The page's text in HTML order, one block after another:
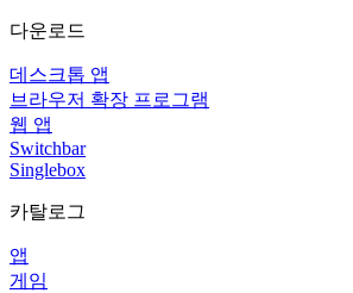
다운로드
데스크톱 앱
브라우저 확장 프로그램
웹 앱
Switchbar
Singlebox
카탈로그
앱
게임